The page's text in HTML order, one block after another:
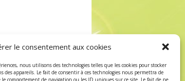
le consentement aux cookies
nous utilisons des technologies telles que les cookies pour stocker
des appareils. Le fait de consentir à ces technologies nous permettra de
comportement de navigation ou les ID uniques sur ce site. Le fait de ne